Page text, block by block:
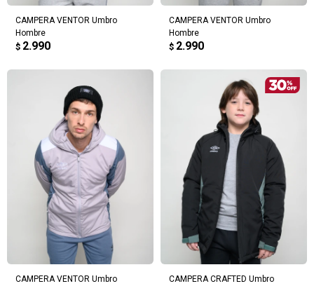
CAMPERA VENTOR Umbro
Hombre
$ 2.990
CAMPERA VENTOR Umbro
Hombre
$ 2.990
CAMPERA VENTOR Umbro
CAMPERA CRAFTED Umbro